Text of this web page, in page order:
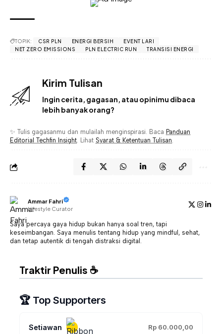
TOPIK: CSR PLN ENERGI BERSIH
EVENT LARI
NET ZERO EMISSIONS
PLN ELECTRIC RUN TRANSISI ENERGI
Kirim Tulisan
Ingin cerita, gagasan, atau opinimu dibaca
lebih banyak orang?
✨ Tulis gagasanmu dan mulailah menginspirasi. Baca Panduan
Editorial Techfin Insight. Lihat Syarat & Ketentuan Tulisan.
Ammar Fahri
Lifestyle Curator
Saya percaya gaya hidup bukan hanya soal tren, tapi
keseimbangan. Saya menulis tentang hidup yang mindful, sehat,
dan tetap autentik di tengah distraksi digital.
Traktir Penulis ☕
🏆 Top Supporters
Setiawan Rp 60.000,00